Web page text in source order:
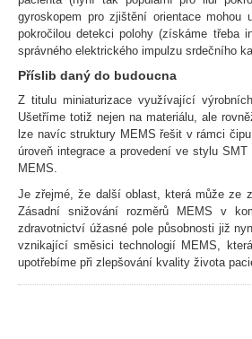
gyroskopem pro zjištění orientace
pokročilou detekci polohy (získáme třeba
správného elektrického impulzu srdečního
Příslib daný do budoucna
Z titulu miniaturizace využívající
Ušetříme totiž nejen na materiálu, ale
lze navíc struktury MEMS řešit v rámci
úroveň integrace a provedení ve stylu
MEMS.
Je zřejmé, že další oblast, která může ze
Zásadní snižování rozměrů MEMS v
zdravotnictví úžasné pole působnosti již
vznikající směsici technologií MEMS,
upotřebíme při zlepšování kvality života